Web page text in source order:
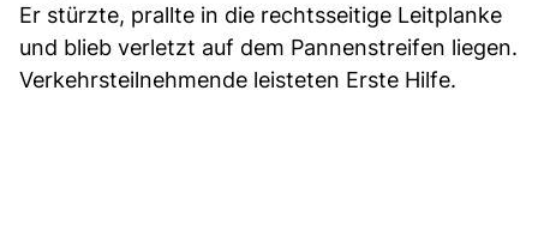
Er stürzte, prallte in die rechtsseitige Leitplanke
und blieb verletzt auf dem Pannenstreifen liegen.
Verkehrsteilnehmende leisteten Erste Hilfe.